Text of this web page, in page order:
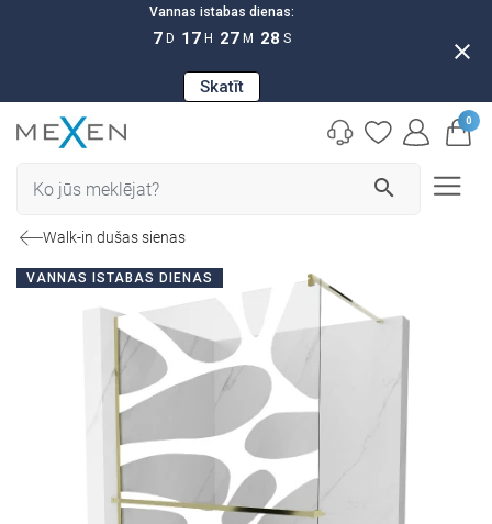
Vannas istabas dienas:
7 D 17 H 27 M 27 S
Skatīt
close
search
0
Walk-in dušas sienas
VANNAS ISTABAS DIENAS